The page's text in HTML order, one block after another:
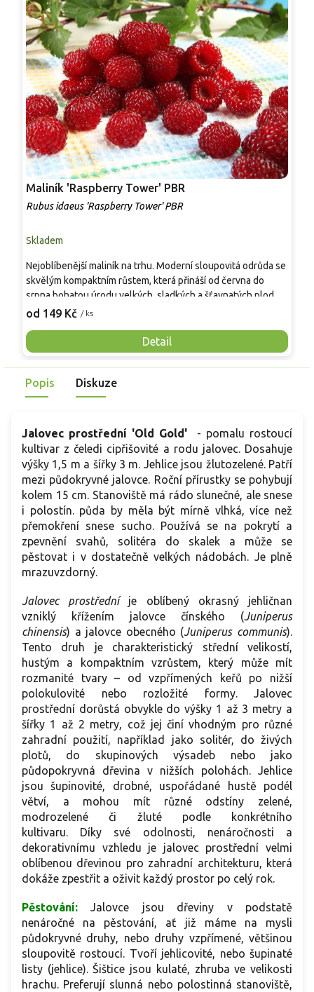
Maliník 'Raspberry Tower' PBR
Rubus idaeus 'Raspberry Tower' PBR
Skladem
od 149 Kč / ks
Detail
Nejoblíbenější maliník na trhu. Moderní sloupovitá odrůda se
skvělým kompaktním růstem, která přináší od června do
srpna bohatou úrodu velkých, sladkých a šťavnatých plodů.
Pevné vzpřímené výhony tvoří elegantní habitus bez
Mrazuvzdornost do −25 °C a spolehlivá vitalita z něj dělají
skvělou volbu pro každého pěstitele.
Popis Diskuze
Jalovec prostřední 'Old Gold'
- pomalu rostoucí
kultivar z čeledi cipřišovité a rodu jalovec. Dosahuje
výšky 1,5 m a šířky 3 m. Jehlice jsou žlutozelené. Patří
mezi půdokryvné jalovce. Roční přírustky se pohybují
kolem 15 cm. Stanoviště má rádo slunečné, ale snese
i polostín. půda by měla být mírně vlhká, více než
přemokření snese sucho. Používá se na pokrytí a
zpevnění svahů, solitéra do skalek a může se
pěstovat i v dostatečně velkých nádobách. Je plně
mrazuvzdorný.
Jalovec prostředníje oblíbený okrasný jehličnan
vzniklý křížením jalovce čínského (Juniperus
chinensis) a jalovce obecného (Juniperus communis).
Tento druh je charakteristický střední velikostí,
hustým a kompaktním vzrůstem, který může mít
rozmanité tvary – od vzpřímených keřů po nižší
polokulovité nebo rozložité formy. Jalovec
prostřední dorůstá obvykle do výšky 1 až 3 metry a
šířky 1 až 2 metry, což jej činí vhodným pro různé
zahradní použití, například jako solitér, do živých
plotů, do skupinových výsadeb nebo jako
půdopokryvná dřevina v nižších polohách. Jehlice
jsou šupinovité, drobné, uspořádané hustě podél
větví, a mohou mít různé odstíny zelené,
modrozelené či žluté podle konkrétního
kultivaru. Díky své odolnosti, nenáročnosti a
dekorativnímu vzhledu je jalovec prostřední velmi
oblíbenou dřevinou pro zahradní architekturu, která
dokáže zpestřit a oživit každý prostor po celý rok.
Pěstování:
Jalovce jsou dřeviny v podstatě
nenáročné na pěstování, ať již máme na mysli
půdokryvné druhy, nebo druhy vzpřímené, většinou
sloupovitě rostoucí. Tvoří jehlicovité, nebo šupinaté
listy (jehlice). Šištice jsou kulaté, zhruba ve velikosti
hrachu. Preferují slunná nebo polostinná stanoviště,